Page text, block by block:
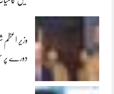
وزیر اعظم
دورے پر